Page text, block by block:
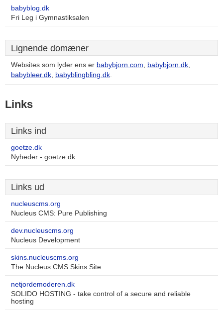
babyblog.dk
Fri Leg i Gymnastiksalen
Lignende domæner
Websites som lyder ens er babybjorn.com, babybjorn.dk,
babybleer.dk, babyblingbling.dk.
Links
Links ind
goetze.dk
Nyheder - goetze.dk
Links ud
nucleuscms.org
Nucleus CMS: Pure Publishing
dev.nucleuscms.org
Nucleus Development
skins.nucleuscms.org
The Nucleus CMS Skins Site
netjordemoderen.dk
SOLIDO HOSTING - take control of a secure and reliable
hosting